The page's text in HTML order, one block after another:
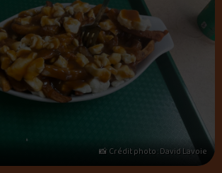
📸 Crédit photo : David Lavoie